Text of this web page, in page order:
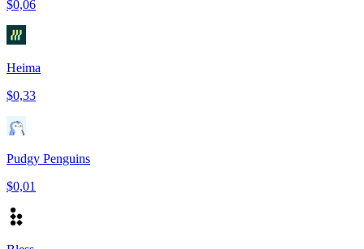
$0,06
Heima
$0,33
Pudgy Penguins
$0,01